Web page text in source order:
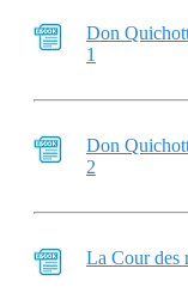
Don
1
Don
2
La Cour des